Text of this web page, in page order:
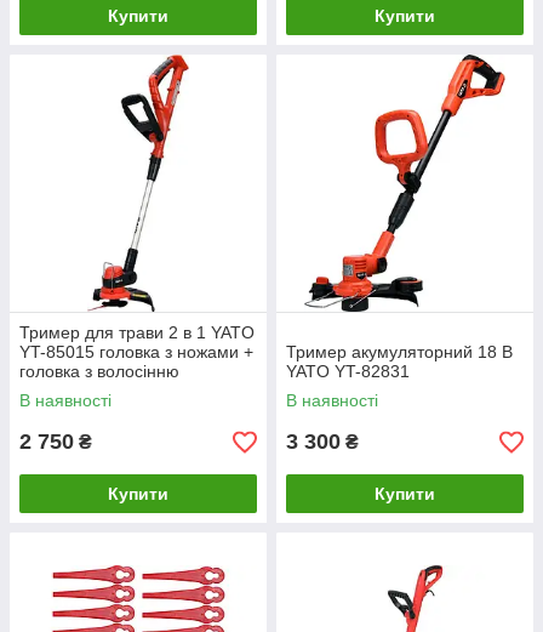
Купити Купити
Тример для трави 2 в 1 YATO
YT-85015 головка з ножами +
головка з волосінню
В наявності
2 750 ₴
Купити
Тример акумуляторний 18 В
YATO YT-82831
В наявності
3 300 ₴
Купити